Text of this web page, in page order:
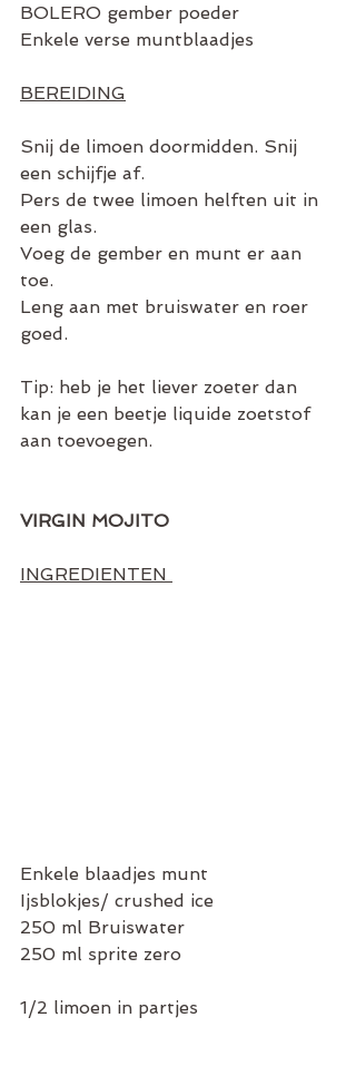
BOLERO gember poeder
Enkele verse muntblaadjes
BEREIDING
Snij de limoen doormidden. Snij
een schijfje af.
Pers de twee limoen helften uit in
een glas.
Voeg de gember en munt er aan
toe.
Leng aan met bruiswater en roer
goed.
Tip: heb je het liever zoeter dan
kan je een beetje liquide zoetstof
aan toevoegen.
VIRGIN MOJITO
INGREDIENTEN
Enkele blaadjes munt
Ijsblokjes/ crushed ice
250 ml Bruiswater
250 ml sprite zero
1/2 limoen in partjes